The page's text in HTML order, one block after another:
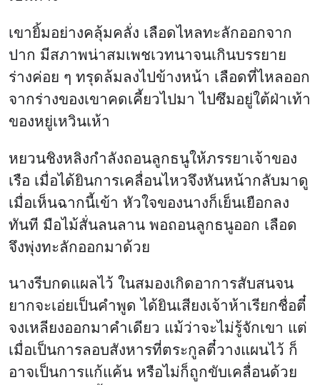
เขายิ้มอย่างคลุ้มคลั่ง เลือดไหลทะลักออกจาก
ปาก มีสภาพน่าสมเพชเวทนาจนเกินบรรยาย
ร่างค่อย ๆ ทรุดล้มลงไปข้างหน้า เลือดที่ไหลออก
จากร่างของเขาคดเคี้ยวไปมา ไปซึมอยู่ใต้ฝ่าเท้า
ของหยู่เหวินเห้า
หยวนชิงหลิงกำลังถอนลูกธนูให้ภรรยาเจ้าของ
เรือ เมื่อได้ยินการเคลื่อนไหวจึงหันหน้ากลับมาดู
เมื่อเห็นฉากนี้เข้า หัวใจของนางก็เย็นเยือกลง
ทันที มือไม้สั่นลนลาน พอถอนลูกธนูออก เลือด
จึงพุ่งทะลักออกมาด้วย
นางรีบกดแผลไว้ ในสมองเกิดอาการสับสนจน
ยากจะเอ่ยเป็นคำพูด ได้ยินเสียงเจ้าห้าเรียกชื่อตี๋
จงเหลียงออกมาคำเดียว แม้ว่าจะไม่รู้จักเขา แต่
เมื่อเป็นการลอบสังหารที่ตระกูลตี๋วางแผนไว้ ก็
อาจเป็นการแก้แค้น หรือไม่ก็ถูกขับเคลื่อนด้วย